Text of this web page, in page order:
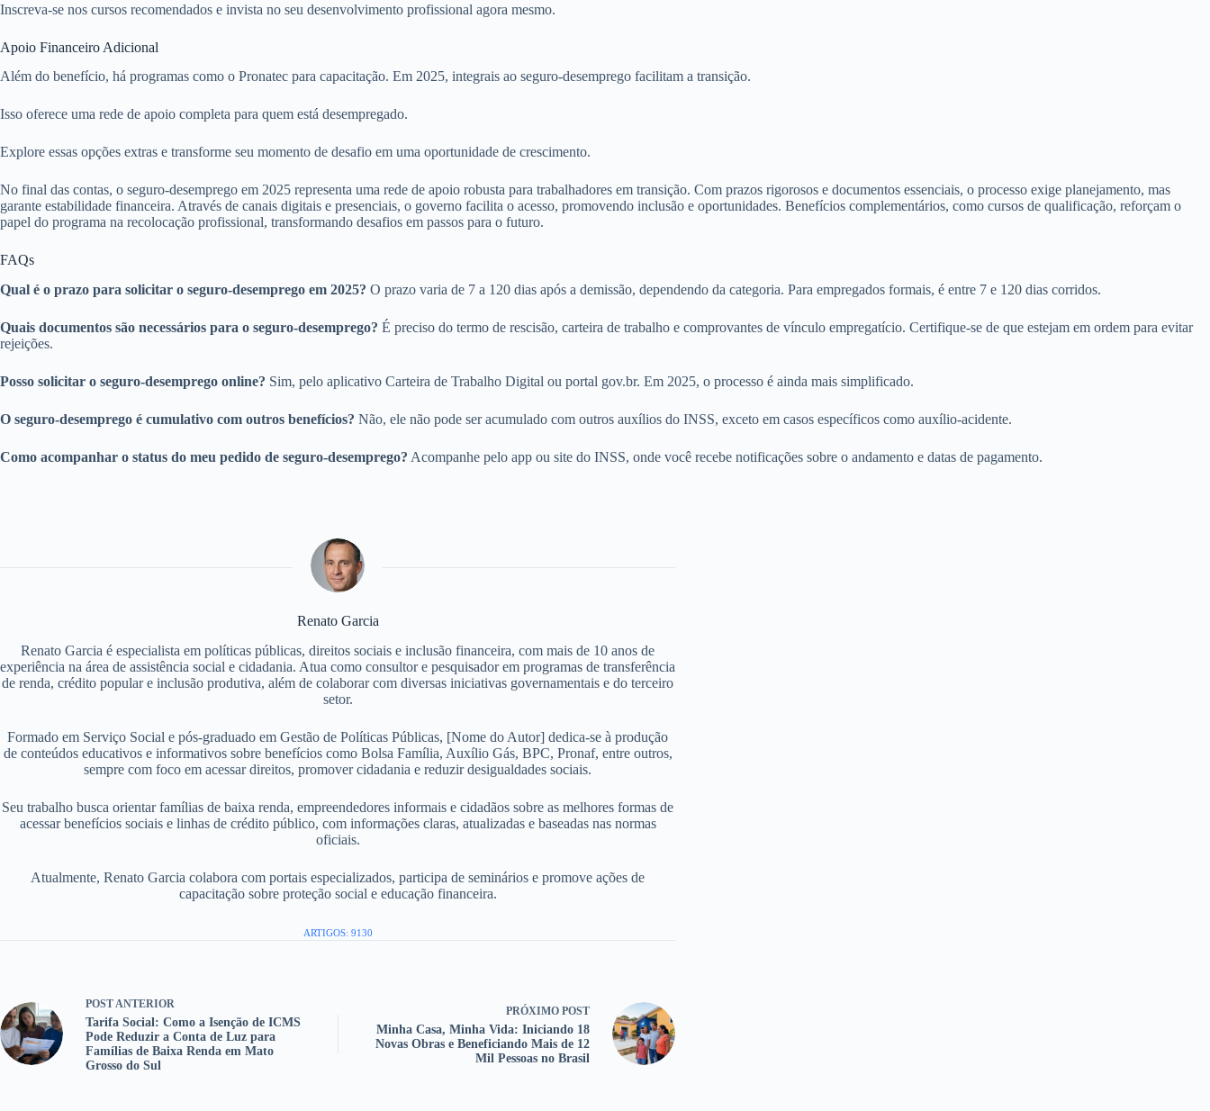
Inscreva-se nos cursos recomendados e invista no seu desenvolvimento profissional agora mesmo.
Apoio Financeiro Adicional
Além do benefício, há programas como o Pronatec para capacitação. Em 2025, integrais ao seguro-desemprego facilitam a transição.
Isso oferece uma rede de apoio completa para quem está desempregado.
Explore essas opções extras e transforme seu momento de desafio em uma oportunidade de crescimento.
No final das contas, o seguro-desemprego em 2025 representa uma rede de apoio robusta para trabalhadores em transição. Com prazos rigorosos e documentos essenciais, o processo exige planejamento, mas
garante estabilidade financeira. Através de canais digitais e presenciais, o governo facilita o acesso, promovendo inclusão e oportunidades. Benefícios complementários, como cursos de qualificação, reforçam o
papel do programa na recolocação profissional, transformando desafios em passos para o futuro.
FAQs
Qual é o prazo para solicitar o seguro-desemprego em 2025? O prazo varia de 7 a 120 dias após a demissão, dependendo da categoria. Para empregados formais, é entre 7 e 120 dias corridos.
Quais documentos são necessários para o seguro-desemprego? É preciso do termo de rescisão, carteira de trabalho e comprovantes de vínculo empregatício. Certifique-se de que estejam em ordem para evitar
rejeições.
Posso solicitar o seguro-desemprego online? Sim, pelo aplicativo Carteira de Trabalho Digital ou portal gov.br. Em 2025, o processo é ainda mais simplificado.
O seguro-desemprego é cumulativo com outros benefícios? Não, ele não pode ser acumulado com outros auxílios do INSS, exceto em casos específicos como auxílio-acidente.
Como acompanhar o status do meu pedido de seguro-desemprego? Acompanhe pelo app ou site do INSS, onde você recebe notificações sobre o andamento e datas de pagamento.
Renato Garcia
Renato Garcia é especialista em políticas públicas, direitos sociais e inclusão financeira, com mais de 10 anos de
experiência na área de assistência social e cidadania. Atua como consultor e pesquisador em programas de transferência
de renda, crédito popular e inclusão produtiva, além de colaborar com diversas iniciativas governamentais e do terceiro
setor.
Formado em Serviço Social e pós-graduado em Gestão de Políticas Públicas, [Nome do Autor] dedica-se à produção
de conteúdos educativos e informativos sobre benefícios como Bolsa Família, Auxílio Gás, BPC, Pronaf, entre outros,
sempre com foco em acessar direitos, promover cidadania e reduzir desigualdades sociais.
Seu trabalho busca orientar famílias de baixa renda, empreendedores informais e cidadãos sobre as melhores formas de
acessar benefícios sociais e linhas de crédito público, com informações claras, atualizadas e baseadas nas normas
oficiais.
Atualmente, Renato Garcia colabora com portais especializados, participa de seminários e promove ações de
capacitação sobre proteção social e educação financeira.
ARTIGOS: 9130
POSTANTERIOR
Tarifa Social: Como a Isenção de ICMS
Pode Reduzir a Conta de Luz para
Famílias de Baixa Renda em Mato
Grosso do Sul
PRÓXIMO POST
Minha Casa, Minha Vida: Iniciando 18
Novas Obras e Beneficiando Mais de 12
Mil Pessoas no Brasil